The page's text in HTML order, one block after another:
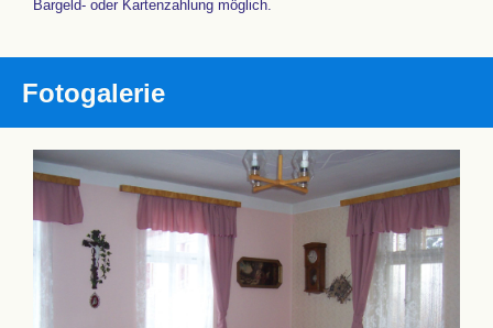
Bargeld- oder Kartenzahlung möglich.
Fotogalerie